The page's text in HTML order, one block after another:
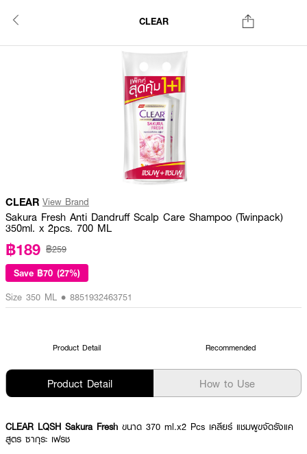
CLEAR
CLEAR View Brand
Sakura Fresh Anti Dandruff Scalp Care Shampoo (Twinpack)
350ml. x 2pcs. 700 ML
฿189 ฿259
Save ฿70 (27%)
Size 350 ML • 8851932463751
Product Detail Recommended
Product Detail How to Use
CLEAR LQSH Sakura Fresh ขนาด 370 ml.x2 Pcs เคลียร์ แชมพูขจัดรังแค
สูตร ซากุระ เฟรช